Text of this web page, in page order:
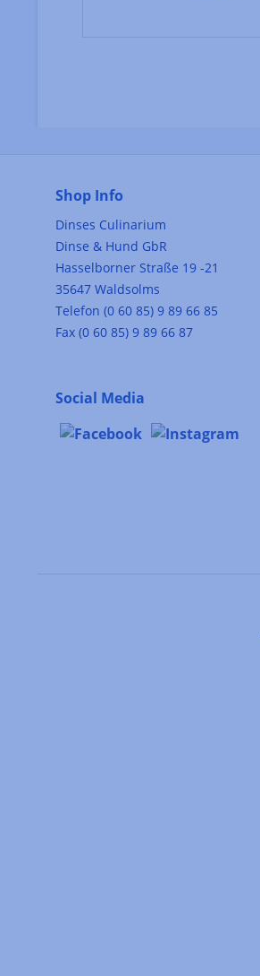
Shop Info
Dinses Culinarium
Dinse & Hund GbR
Hasselborner Straße 19 -21
35647 Waldsolms
Telefon (0 60 85) 9 89 66 85
Fax (0 60 85) 9 89 66 87
Social Media